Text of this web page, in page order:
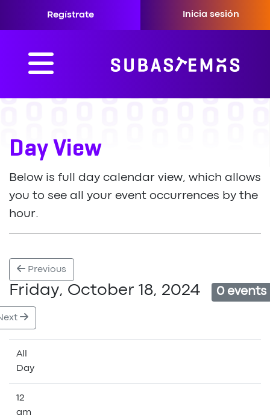
Regístrate Inicia sesión
Day View
Below is full day calendar view, which allows
you to see all your event occurrences by the
hour.
Previous
Friday, October 18, 2024 0 events
All
Day
12
am